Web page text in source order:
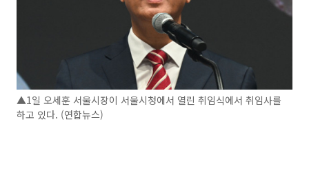
▲1일 오세훈 서울시장이 서울시청에서 열린 취임식에서 취임사를
하고 있다. (연합뉴스)